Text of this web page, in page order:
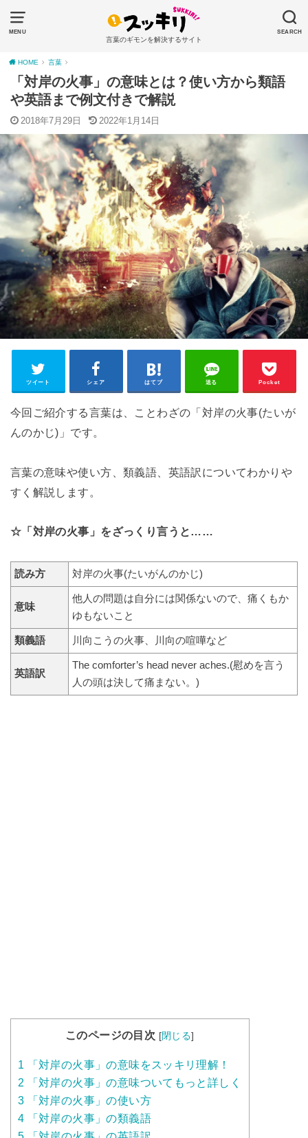
MENU SEARCH
言葉のギモンを解決するサイト
HOME 言葉
「対岸の火事」の意味とは？使い方から類語
や英語まで例文付きで解説
2018年7月29日 2022年1月14日
ツイート シェア はてブ 送る Pocket
今回ご紹介する言葉は、ことわざの「対岸の火事(たいが
んのかじ)」です。
言葉の意味や使い方、類義語、英語訳についてわかりや
すく解説します。
☆「対岸の火事」をざっくり言うと……
読み方 対岸の火事(たいがんのかじ)
意味
他人の問題は自分には関係ないので、痛くもか
ゆもないこと
類義語 川向こうの火事、川向の喧嘩など
英語訳
The comforter’s head never aches.(慰めを言う
人の頭は決して痛まない。)
このページの目次 [閉じる]
1 「対岸の火事」の意味をスッキリ理解！
2 「対岸の火事」の意味ついてもっと詳しく
3 「対岸の火事」の使い方
4 「対岸の火事」の類義語